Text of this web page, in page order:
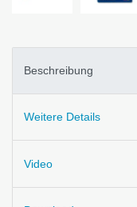
Beschreibung
Weitere Details
Video